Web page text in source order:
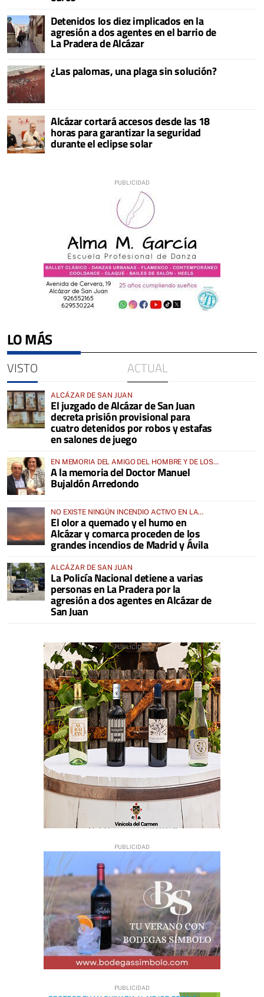
Detenidos los diez implicados en la
agresión a dos agentes en el barrio de
La Pradera de Alcázar
¿Las palomas, una plaga sin solución?
Alcázar cortará accesos desde las 18
horas para garantizar la seguridad
durante el eclipse solar
LO MÁS
VISTO ACTUAL
ALCÁZAR DE SAN JUAN
El juzgado de Alcázar de San Juan
decreta prisión provisional para
cuatro detenidos por robos y estafas
en salones de juego
EN MEMORIA DEL AMIGO DEL HOMBRE Y DE LOS
ANIMALES
A la memoria del Doctor Manuel
Bujaldón Arredondo
NO EXISTE NINGÚN INCENDIO ACTIVO EN LA
COMARCA
El olor a quemado y el humo en
Alcázar y comarca proceden de los
grandes incendios de Madrid y Ávila
ALCÁZAR DE SAN JUAN
La Policía Nacional detiene a varias
personas en La Pradera por la
agresión a dos agentes en Alcázar de
San Juan